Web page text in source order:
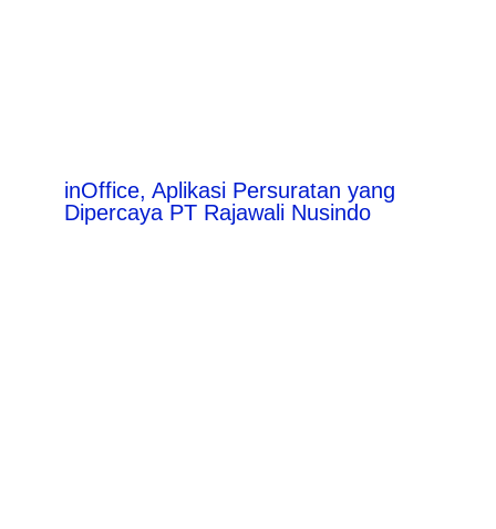
inOffice, Aplikasi Persuratan yang
Dipercaya PT Rajawali Nusindo